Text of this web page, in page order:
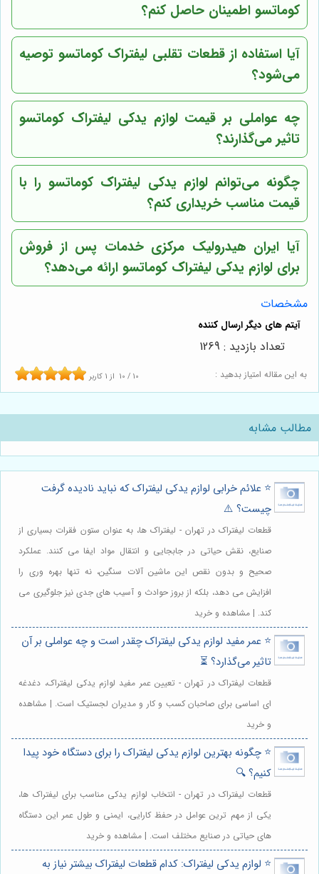
کوماتسو اطمینان حاصل کنم؟
آیا استفاده از قطعات تقلبی لیفتراک کوماتسو توصیه
می‌شود؟
چه عواملی بر قیمت لوازم یدکی لیفتراک کوماتسو
تاثیر می‌گذارند؟
چگونه می‌توانم لوازم یدکی لیفتراک کوماتسو را با
قیمت مناسب خریداری کنم؟
آیا ایران هیدرولیک مرکزی خدمات پس از فروش
برای لوازم یدکی لیفتراک کوماتسو ارائه می‌دهد؟
مشخصات
به این مقاله امتیاز بدهید : 10 / 10 از 1 کاربر
تعداد بازدید : 1269
مطالب مشابه
⭐️ علائم خرابی لوازم یدکی لیفتراک که نباید نادیده گرفت
چیست؟ ⚠️
قطعات لیفتراک در تهران - لیفتراک ها، به عنوان ستون فقرات بسیاری از
صنایع، نقش حیاتی در جابجایی و انتقال مواد ایفا می کنند. عملکرد
صحیح و بدون نقص این ماشین آلات سنگین، نه تنها بهره وری را
افزایش می دهد، بلکه از بروز حوادث و آسیب های جدی نیز جلوگیری می
کند. | مشاهده و خرید
⭐️ عمر مفید لوازم یدکی لیفتراک چقدر است و چه عواملی بر آن
تاثیر می‌گذارد؟ ⏳
قطعات لیفتراک در تهران - تعیین عمر مفید لوازم یدکی لیفتراک، دغدغه
ای اساسی برای صاحبان کسب و کار و مدیران لجستیک است. | مشاهده
و خرید
⭐️ چگونه بهترین لوازم یدکی لیفتراک را برای دستگاه خود پیدا
کنیم؟ 🔍
قطعات لیفتراک در تهران - انتخاب لوازم یدکی مناسب برای لیفتراک ها،
یکی از مهم ترین عوامل در حفظ کارایی، ایمنی و طول عمر این دستگاه
های حیاتی در صنایع مختلف است. | مشاهده و خرید
⭐️ لوازم یدکی لیفتراک: کدام قطعات لیفتراک بیشتر نیاز به